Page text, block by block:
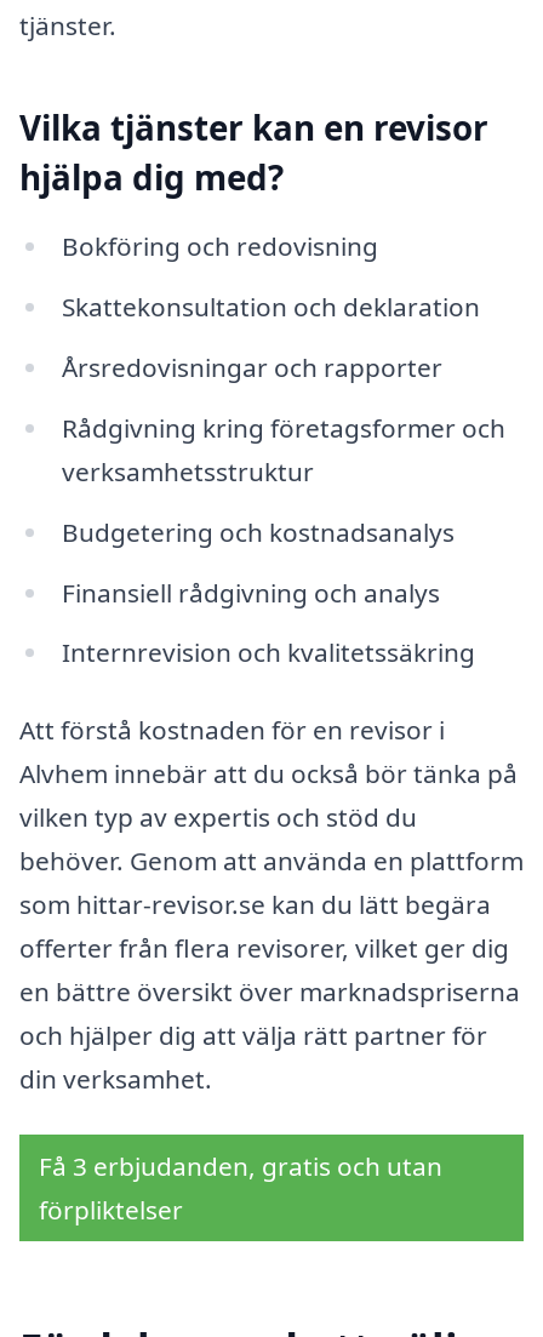
tjänster.
Vilka tjänster kan en revisor
hjälpa dig med?
Bokföring och redovisning
Skattekonsultation och deklaration
Årsredovisningar och rapporter
Rådgivning kring företagsformer och
verksamhetsstruktur
Budgetering och kostnadsanalys
Finansiell rådgivning och analys
Internrevision och kvalitetssäkring
Att förstå kostnaden för en revisor i
Alvhem innebär att du också bör tänka på
vilken typ av expertis och stöd du
behöver. Genom att använda en plattform
som hittar-revisor.se kan du lätt begära
offerter från flera revisorer, vilket ger dig
en bättre översikt över marknadspriserna
och hjälper dig att välja rätt partner för
din verksamhet.
Få 3 erbjudanden, gratis och utan
förpliktelser